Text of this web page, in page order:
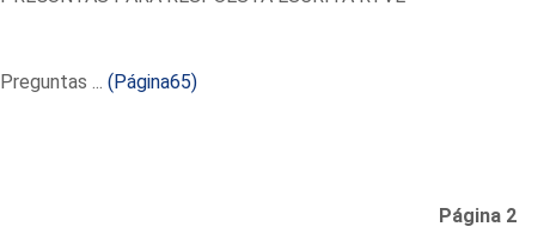
Preguntas ... (Página65)
Página 2